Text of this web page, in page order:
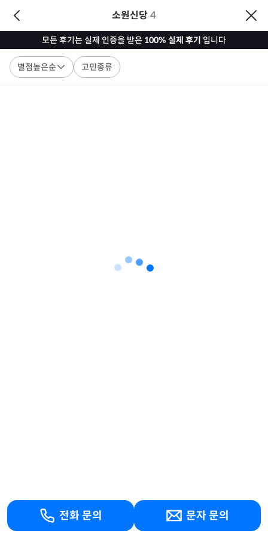
소원신당4
모든 후기는 실제 인증을 받은 100% 실제 후기 입니다
별점높은순 고민종류
전화 문의 문자 문의